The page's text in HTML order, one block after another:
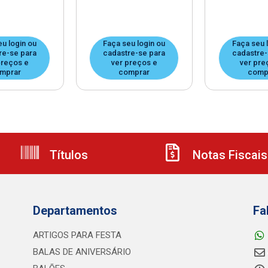
login ou
se para
e
Faça seu login ou
cadastre-se para
ver preços e
comprar
Faça seu
ver
Títulos Notas Fiscais
Departamentos
ARTIGOS PARA FESTA
BALAS DE ANIVERSÁRIO